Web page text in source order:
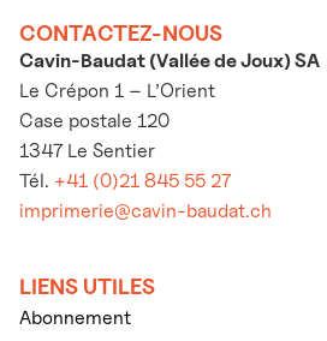
CONTACTEZ-NOUS
Cavin-Baudat (Vallée de Joux) SA
Le Crépon 1 – L’Orient
Case postale 120
1347 Le Sentier
Tél. +41 (0)21 845 55 27
imprimerie@cavin-baudat.ch
LIENS UTILES
Abonnement